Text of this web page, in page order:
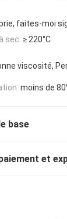
faites-moi
sec: ≥ 220°C
viscosité,
moins de
base
et